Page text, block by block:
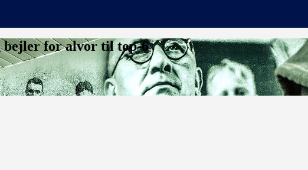
bejler for alvor til top-6